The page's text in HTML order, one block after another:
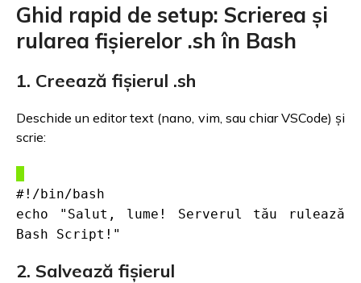
Ghid rapid de setup: Scrierea și
rularea fișierelor .sh în Bash
1. Creează fișierul .sh
Deschide un editor text (nano, vim, sau chiar VSCode) și
scrie:
#!/bin/bash
echo "Salut, lume! Serverul tău rulează
Bash Script!"
2. Salvează fișierul